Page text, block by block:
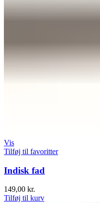
Vis
Tilføj til favoritter
Indisk fad
149,00 kr.
Tilføj til kurv